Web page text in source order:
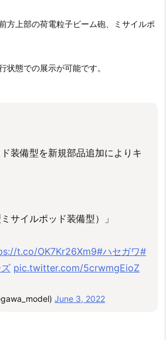
方上部の荷電粒子ビーム砲、ミサイルポ
状態での展示が可能です。
装備型を新規部品追加によりキ
サイルポッド装備型）」
t.co/OK7Kr26Xm9#ハセガワ#
pic.twitter.com/5crwmgEioZ
June 3, 2022